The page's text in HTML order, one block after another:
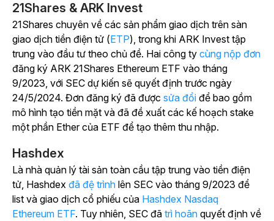
21Shares & ARK Invest
21Shares chuyên về các sản phẩm giao dịch trên sàn
giao dịch tiền điện tử (ETP), trong khi ARK Invest tập
trung vào đầu tư theo chủ đề. Hai công ty cùng nộp đơn
đăng ký ARK 21Shares Ethereum ETF vào tháng
9/2023, với SEC dự kiến sẽ quyết định trước ngày
24/5/2024. Đơn đăng ký đã được sửa đổi để bao gồm
mô hình tạo tiền mặt và đã đề xuất các kế hoạch stake
một phần Ether của ETF để tạo thêm thu nhập.
Hashdex
Là nhà quản lý tài sản toàn cầu tập trung vào tiền điện
tử, Hashdex đã đệ trình lên SEC vào tháng 9/2023 để
list và giao dịch cổ phiếu của Hashdex Nasdaq
Ethereum ETF. Tuy nhiên, SEC đã trì hoãn quyết định về